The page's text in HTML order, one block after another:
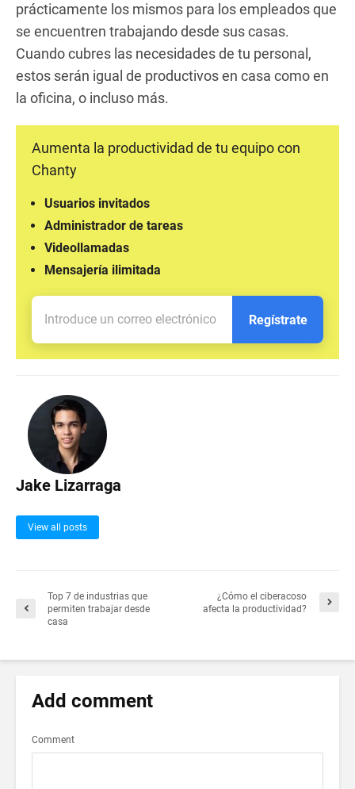
prácticamente los mismos para los empleados que
se encuentren trabajando desde sus casas.
Cuando cubres las necesidades de tu personal,
estos serán igual de productivos en casa como en
la oficina, o incluso más.
Aumenta la productividad de tu equipo con
Chanty
Mensajería ilimitada
Videollamadas
Administrador de tareas
Usuarios invitados
Regístrate
Jake Lizarraga
View all posts
Top 7 de industrias que
permiten trabajar desde
casa
¿Cómo el ciberacoso
afecta la productividad?
Add comment
Comment